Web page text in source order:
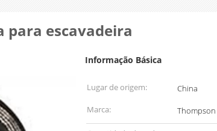
para escavadeira
Informação Básica
Lugar de origem:
China
Marca:
Thompson